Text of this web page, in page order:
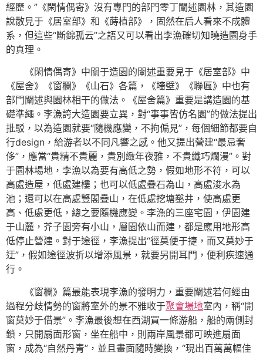
經歷。”《閑情偶寄》沒有專門的部門零丁闡述園林，其造園
說散見于《居室部》和《蒔植部》，固然在后人看來不成體
系，但這些“斷錦孤云”之語又可以看出李漁確切知曉造園身手
的真理。
《閑情偶寄》中關于造園的闡述重要見于《居室部》中
《屋舍》《窗欄》《山石》各篇，《墻壁》《聯匾》中也有
部門闡述與園林相干的做法。《屋舍篇》重要是講造園的基
礎準繩。李漁誇大造園要立異，對“事事皆仿名園”的做法提出
批駁，以為造園就要“隨機應變，不拘偏見”，每個細節都要自
行design，給游者以不同凡響之感。他又提出營建“最忌奢
侈”，應當“貴精不貴麗，貴別緻年夜雅，不貴纖巧爛漫”。對
于園林場地，李漁以為要有高低之勢，假如地形不符，可以
高處造屋，低處建樓；也可以低處疊石為山，高處浚水為
池；還可以在高處豎閣疊山，在低處挖塘鑿井，使高處更
高、低處更低，總之要隨機應變。李漁的三座宅園，伊園建
于山麓，芥子園旁有小山，層園依山而建，都是應用地形高
低停止營建。對于途徑，李漁提出“徑莫便于捷，而又莫妙于
迂”，假如途徑波折以增添風景，就要另開耳門，便利疾速通
行。
《窗欄》篇最能表現李漁的發明力，重要闡述若何經由
過程分歧情勢的窗將室外的景不雅收于聚會場地室內，稱“開
窗莫妙于借景”。李漁最後想在西湖買一條游船，船的兩側封
鎖，只開扇面形窗，坐在船中，則兩岸風景都可映進扇面
窗，成為“自然丹青”，並且畫面隨時變換，“現出百萬萬幅佳